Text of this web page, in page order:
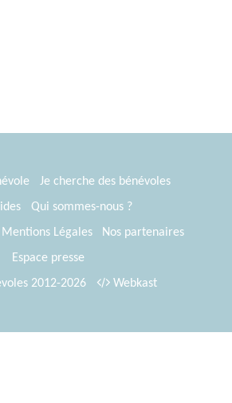
Je cherche des bénévoles
Qui sommes-nous ?
Mentions Légales
Nos partenaires
Espace presse
2012-2026
Webkast